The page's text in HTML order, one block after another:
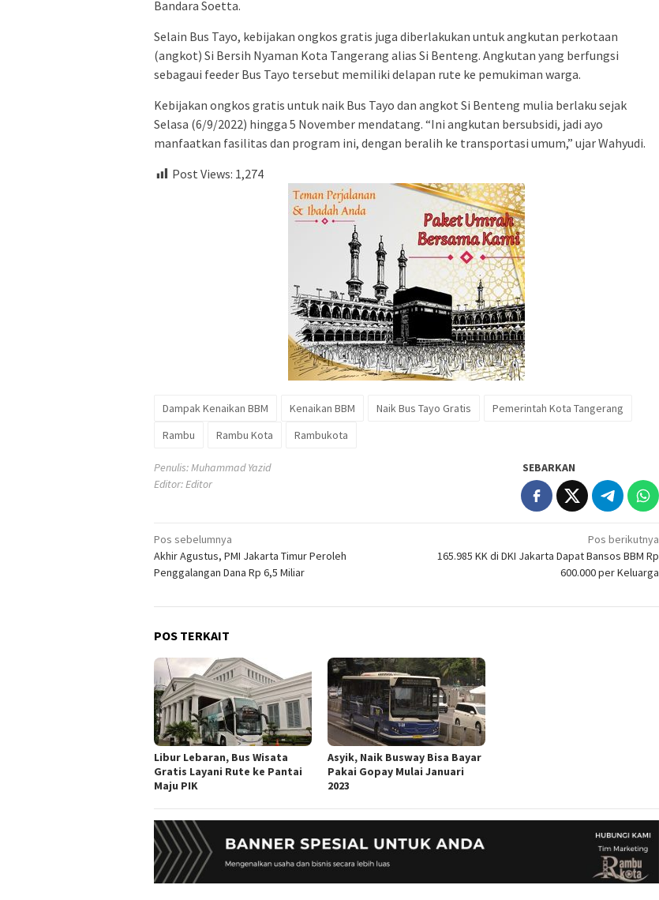
Bandara Soetta.
Selain Bus Tayo, kebijakan ongkos gratis juga diberlakukan untuk angkutan perkotaan
(angkot) Si Bersih Nyaman Kota Tangerang alias Si Benteng. Angkutan yang berfungsi
sebagaui feeder Bus Tayo tersebut memiliki delapan rute ke pemukiman warga.
Kebijakan ongkos gratis untuk naik Bus Tayo dan angkot Si Benteng mulia berlaku sejak
Selasa (6/9/2022) hingga 5 November mendatang. “Ini angkutan bersubsidi, jadi ayo
manfaatkan fasilitas dan program ini, dengan beralih ke transportasi umum,” ujar Wahyudi.
Post Views: 1,274
Dampak Kenaikan BBM Kenaikan BBM Naik Bus Tayo Gratis
Pemerintah Kota Tangerang
Rambu
Rambu Kota Rambukota
Penulis: Muhammad Yazid
Editor: Editor
SEBARKAN
Navigasi
pos
Pos sebelumnya
Akhir Agustus, PMI Jakarta Timur Peroleh
Penggalangan Dana Rp 6,5 Miliar
Pos berikutnya
165.985 KK di DKI Jakarta Dapat Bansos BBM Rp
600.000 per Keluarga
POS TERKAIT
Libur Lebaran, Bus Wisata
Gratis Layani Rute ke Pantai
Maju PIK
Asyik, Naik Busway Bisa Bayar
Pakai Gopay Mulai Januari
2023